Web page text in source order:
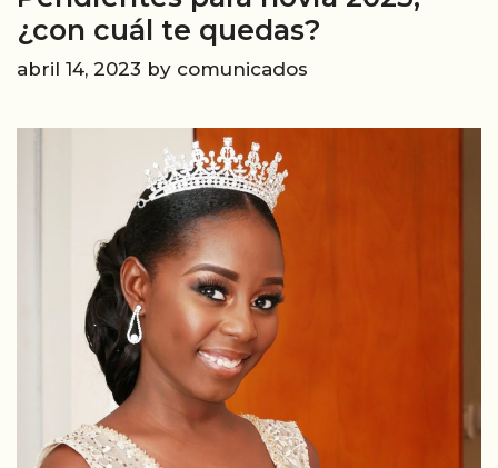
graffiti
Zaragoza
¿con cuál te quedas?
abril 14, 2023 by comunicados